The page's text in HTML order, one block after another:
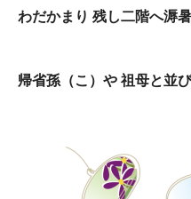
わだかまり 残し二階へ溽
帰省孫（こ）や 祖母と並